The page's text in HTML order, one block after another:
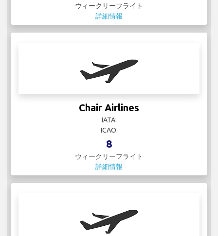
ウィークリーフライト
詳細情報
Chair Airlines
IATA:
ICAO:
8
ウィークリーフライト
詳細情報